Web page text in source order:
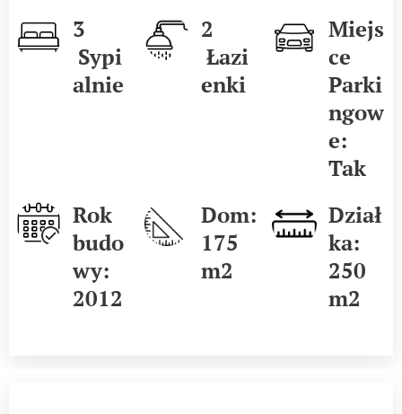
3
Sypi
alnie
2
Łazi
enki
Miejs
ce
Parki
ngow
e:
Tak
Rok
budo
wy:
2012
Dom:
175
m2
Dział
ka:
250
m2